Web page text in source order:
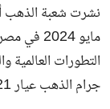
مايو
التطورات العالمية
جرام الذهب عيار 21 نحو 3140 جنيها للبيع.